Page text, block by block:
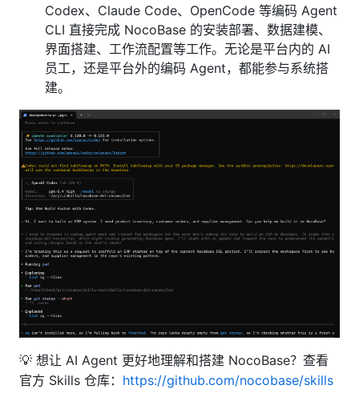
Codex、Claude Code、OpenCode 等编码 Agent
CLI 直接完成 NocoBase 的安装部署、数据建模、
界面搭建、工作流配置等工作。无论是平台内的 AI
员工，还是平台外的编码 Agent，都能参与系统搭
建。
💡 想让 AI Agent 更好地理解和搭建 NocoBase？查看
官方 Skills 仓库： https://github.com/nocobase/skills